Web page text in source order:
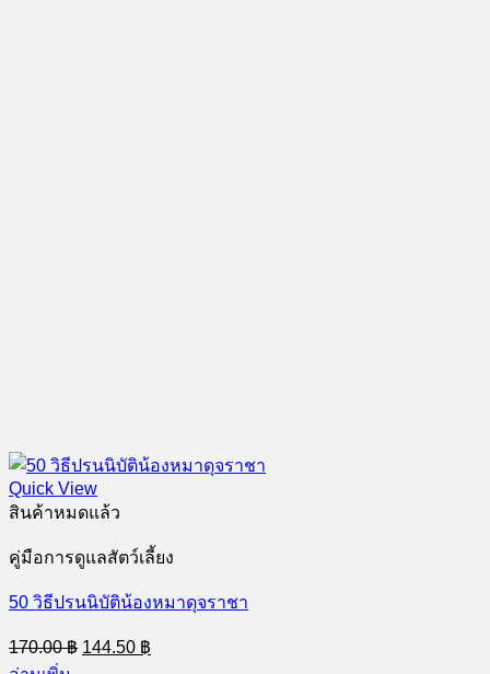
Quick View
สินค้าหมดแล้ว
คู่มือการดูแลสัตว์เลี้ยง
50 วิธีปรนนิบัติน้องหมาดุจราชา
170.00฿ Original
price
144.50 ฿
price